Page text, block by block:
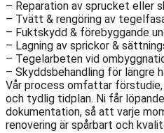
– Reparation av sprucket eller
– Tvätt & rengöring av
– Fuktskydd & förebyggande
– Lagning av sprickor &
– Tegelarbeten vid
– Skyddsbehandling för längre
Vår process omfattar
och tydlig tidplan. Ni får
dokumentation, så att varje
renovering är spårbart och